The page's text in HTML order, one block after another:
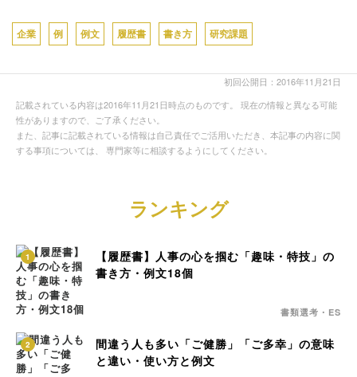
企業 例 例文 履歴書 書き方 研究課題
初回公開日：2016年11月21日
記載されている内容は2016年11月21日時点のものです。 現在の情報と異なる可能
性がありますので、ご了承ください。
また、記事に記載されている情報は自己責任でご活用いただき、本記事の内容に関
する事項については、 専門家等に相談するようにしてください。
ランキング
1
【履歴書】人事の心を掴む「趣味・特技」の
書き方・例文18個
書類選考・ES
2
間違う人も多い「ご健勝」「ご多幸」の意味
と違い・使い方と例文